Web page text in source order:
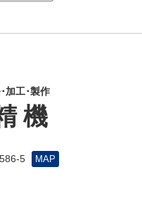
加工･製作
機
5 MAP